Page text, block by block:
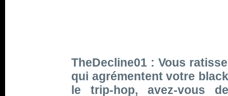
TheDecline01 : Vous
qui agrémentent votre
le trip-hop, avez-vous